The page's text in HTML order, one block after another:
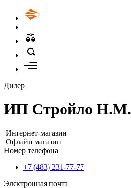
Дилер
ИП Стройло Н.М.
Интернет-магазин
Офлайн магазин
Номер телефона
+7 (483) 231-77-77
Электронная почта